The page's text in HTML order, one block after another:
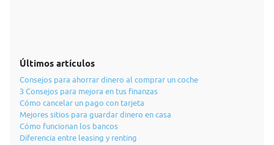
Últimos artículos
Consejos para ahorrar dinero al comprar un coche
3 Consejos para mejora en tus finanzas
Cómo cancelar un pago con tarjeta
Mejores sitios para guardar dinero en casa
Cómo funcionan los bancos
Diferencia entre leasing y renting